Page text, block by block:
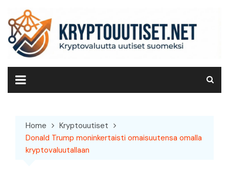
content
Home
Kryptouutiset
Donald Trump moninkertaisti omaisuutensa omalla
kryptovaluutallaan